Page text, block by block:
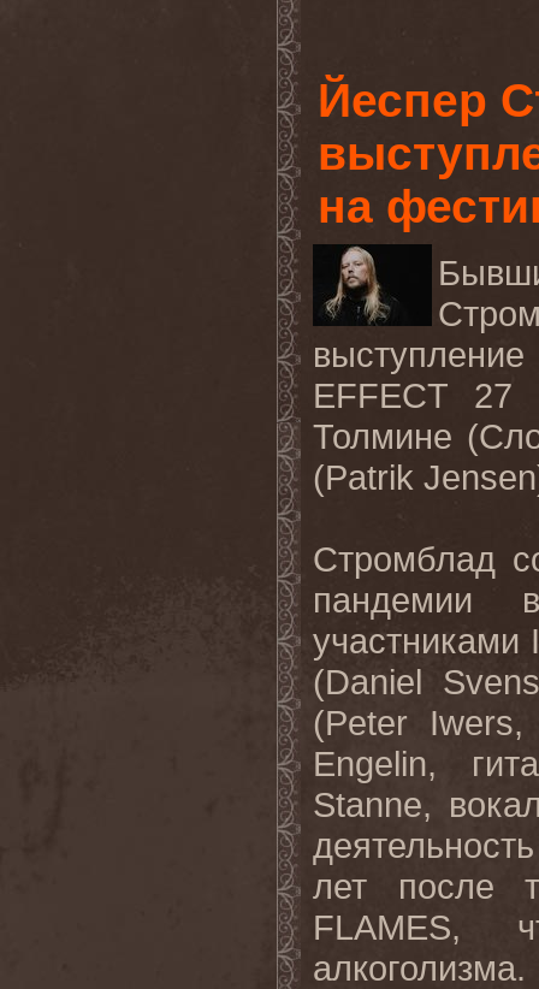
Йеспер
на
EFFECT
27
Толмине
(Patrik
Стромблад
пандемии
участниками
(Daniel
(Peter
Engelin,
Stanne,
лет после
FLAMES,
алкоголизма.